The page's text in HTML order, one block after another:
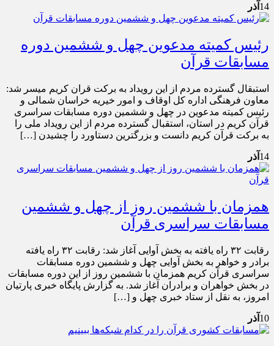
14 آذر
رئیس کمیته مدعوین چهل و ششمین دوره
مسابقات قرآن
استبقال گسترده مردم از این رویداد به برکت قران کریم میسر شد:
معاون فرهنگی اداره کل اوقاف و امور خیریه خراسان شمالی و
رئیس کمیته مدعوین در چهل و ششمین دوره مسابقات سراسری
قرآن کریم در استان، استقبال گسترده مردم از این رویداد ملی را
به برکت قرآن کریم دانست و بزرگترین دستاورد را چشیدن […]
14 آذر
همزمان با ششمین روز از چهل و ششمین
مسابقات سراسری قرآن
رقابت ۳۲ راه یافته به بخش آوایی آغاز شد: رقابت ۳۲ راه یافته
برادر و خواهر به بخش آوایی چهل و ششمین دوره مسابقات
سراسری قرآن کریم همزمان با ششمین روز از این دوره مسابقات
در بخش خواهران و برادران آغاز شد. به گزارش پایگاه خبری پارتیان
امروز، به نقل از ستاد خبری چهل و […]
10 آذر